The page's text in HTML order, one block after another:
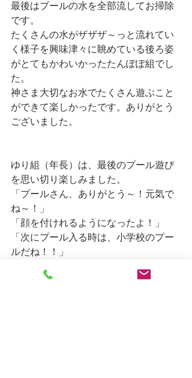
最後はプールの水を全部流してお掃除
です。
たくさんの水がザザザ～っと流れてい
く様子を興味津々に眺めている後ろ姿
がとてもかわいかったたんぽぽ組でし
た。
神さま大切なお水でたくさん遊ぶこと
ができて楽しかったです。ありがとう
ございました。
ゆり組（年長）は、最後のプール遊び
を思い切り楽しみました。
「プールさん、ありがとう～！元気で
ね～！」
「顔を付けれるようになったよ！」
「次にプール入る時は、小学校のプー
ルだね！！」
と、思いを寄せるこどもたちでした。
たくさん遊んだあとは、画用紙を細く